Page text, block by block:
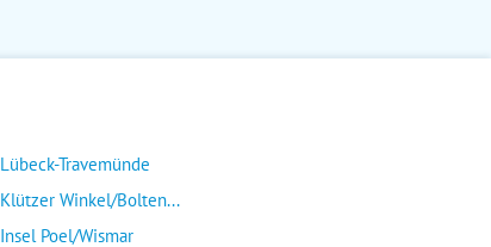
Lübeck-Travemünde
Klützer Winkel/Bolten...
Insel Poel/Wismar